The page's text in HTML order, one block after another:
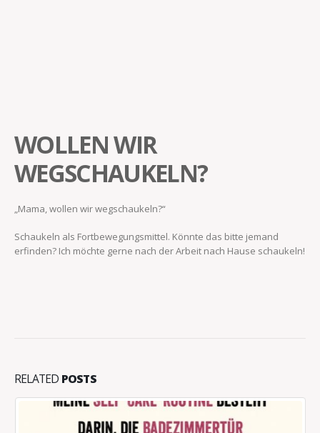
WOLLEN WIR
WEGSCHAUKELN?
„Mama, wollen wir wegschaukeln?“
Schaukeln als Fortbewegungsmittel. Könnte das bitte jemand
erfinden? Ich möchte gerne nach der Arbeit nach Hause schaukeln!
RELATED POSTS